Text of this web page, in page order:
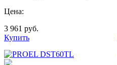
Цена:
3 961 руб.
Купить